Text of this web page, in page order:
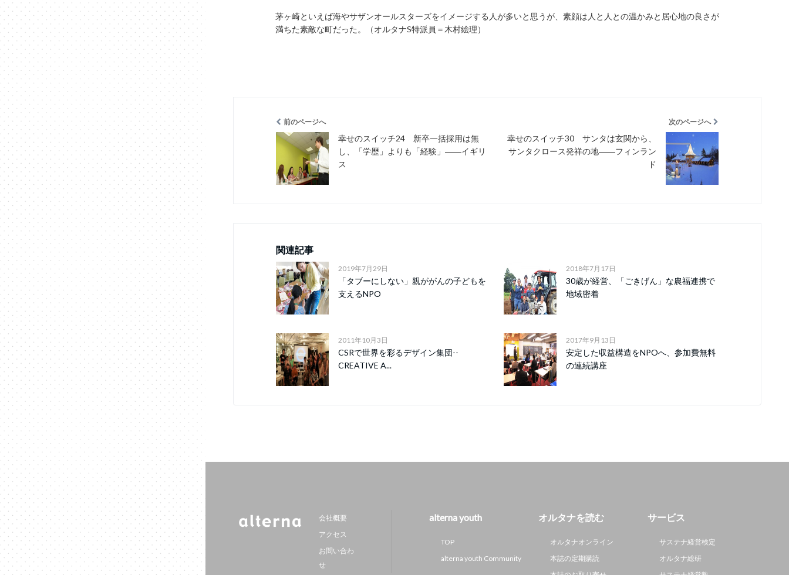
茅ヶ崎といえば海やサザンオールスターズをイメージする人が多いと思うが、素顔は人と人との温かみと居心地の良さが
満ちた素敵な町だった。（オルタナS特派員＝木村絵理）
前のページへ
幸せのスイッチ24 新卒一括採用は無
し、「学歴」よりも「経験」――イギリ
ス
次のページへ
幸せのスイッチ30 サンタは玄関から、
サンタクロース発祥の地――フィンラン
ド
関連記事
2019年7月29日
「タブーにしない」親ががんの子どもを
支えるNPO
2018年7月17日
30歳が経営、「ごきげん」な農福連携で
地域密着
2011年10月3日
CSRで世界を彩るデザイン集団--
CREATIVE A...
2017年9月13日
安定した収益構造をNPOへ、参加費無料
の連続講座
会社概要
アクセス
お問い合わ
せ
alterna youth
TOP
alterna youth Community
オルタナを読む
オルタナオンライン
本誌の定期購読
サービス
サステナ経営検定
オルタナ総研